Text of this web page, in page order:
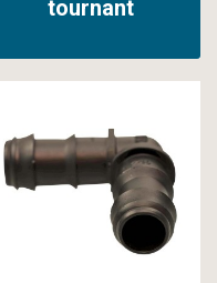
tournant